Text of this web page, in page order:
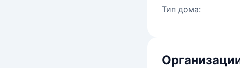
Тип дома: